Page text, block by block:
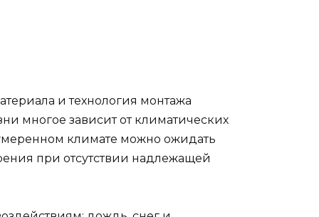
и технология монтажа
многое зависит от климатических
климате можно ожидать
при отсутствии надлежащей